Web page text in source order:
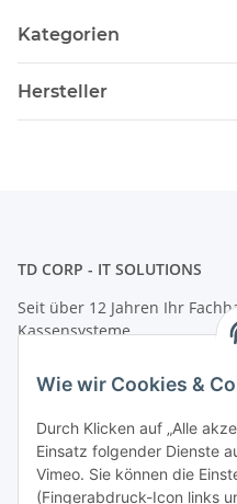
Kategorien
Hersteller
TD CORP - IT SOLUTIONS
Seit über 12 Jahren Ihr
Kassensysteme
Adresse: Herzbergstr. 33-34,
Telefon: +49 (0)30 8020 2363
E-Mail:info@tdcorp.de
Informationen
Wie wir Cookies &
Durch Klicken auf „Alle
Einsatz folgender Dienste
Vimeo. Sie können die
(Fingerabdruck-Icon links